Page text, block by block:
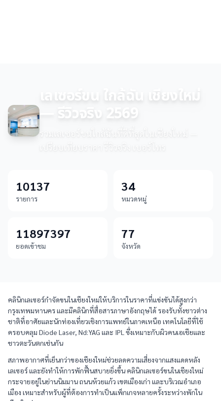
เลเซอร์ขน ใกล้ฉัน เชียงใหม่
— รีวิวจริง 2569
รวมเลเซอร์ขนใกล้ฉันที่ดีที่สุดในเชียงใหม่ —
เปรียบเทียบราคา รีวิวจริง เบอร์โทร
10137
รายการ
34
หมวดหมู่
11897397
ยอดเข้าชม
77
จังหวัด
คลินิกเลเซอร์กำจัดขนในเชียงใหม่ให้บริการในราคาที่แข่งขันได้สูงกว่า
กรุงเทพมหานคร และมีคลินิกที่สื่อสารภาษาอังกฤษได้ รองรับทั้งชาวต่าง
ชาติที่อาศัยและนักท่องเที่ยวเชิงการแพทย์ในภาคเหนือ เทคโนโลยีที่ใช้
ครอบคลุม Diode Laser, Nd:YAG และ IPL ซึ่งเหมาะกับผิวคนเอเชียและ
ชาวตะวันตกเช่นกัน
สภาพอากาศที่เย็นกว่าของเชียงใหม่ช่วยลดความเสี่ยงจากแสงแดดหลัง
เลเซอร์ และยังทำให้การพักฟื้นสบายยิ่งขึ้น คลินิกเลเซอร์ขนในเชียงใหม่
กระจายอยู่ในย่านนิมมาน ถนนห้วยแก้ว เขตเมืองเก่า และบริเวณอำเภอ
เมือง เหมาะสำหรับผู้ที่ต้องการทำเป็นแพ็กเกจหลายครั้งระหว่างพักใน